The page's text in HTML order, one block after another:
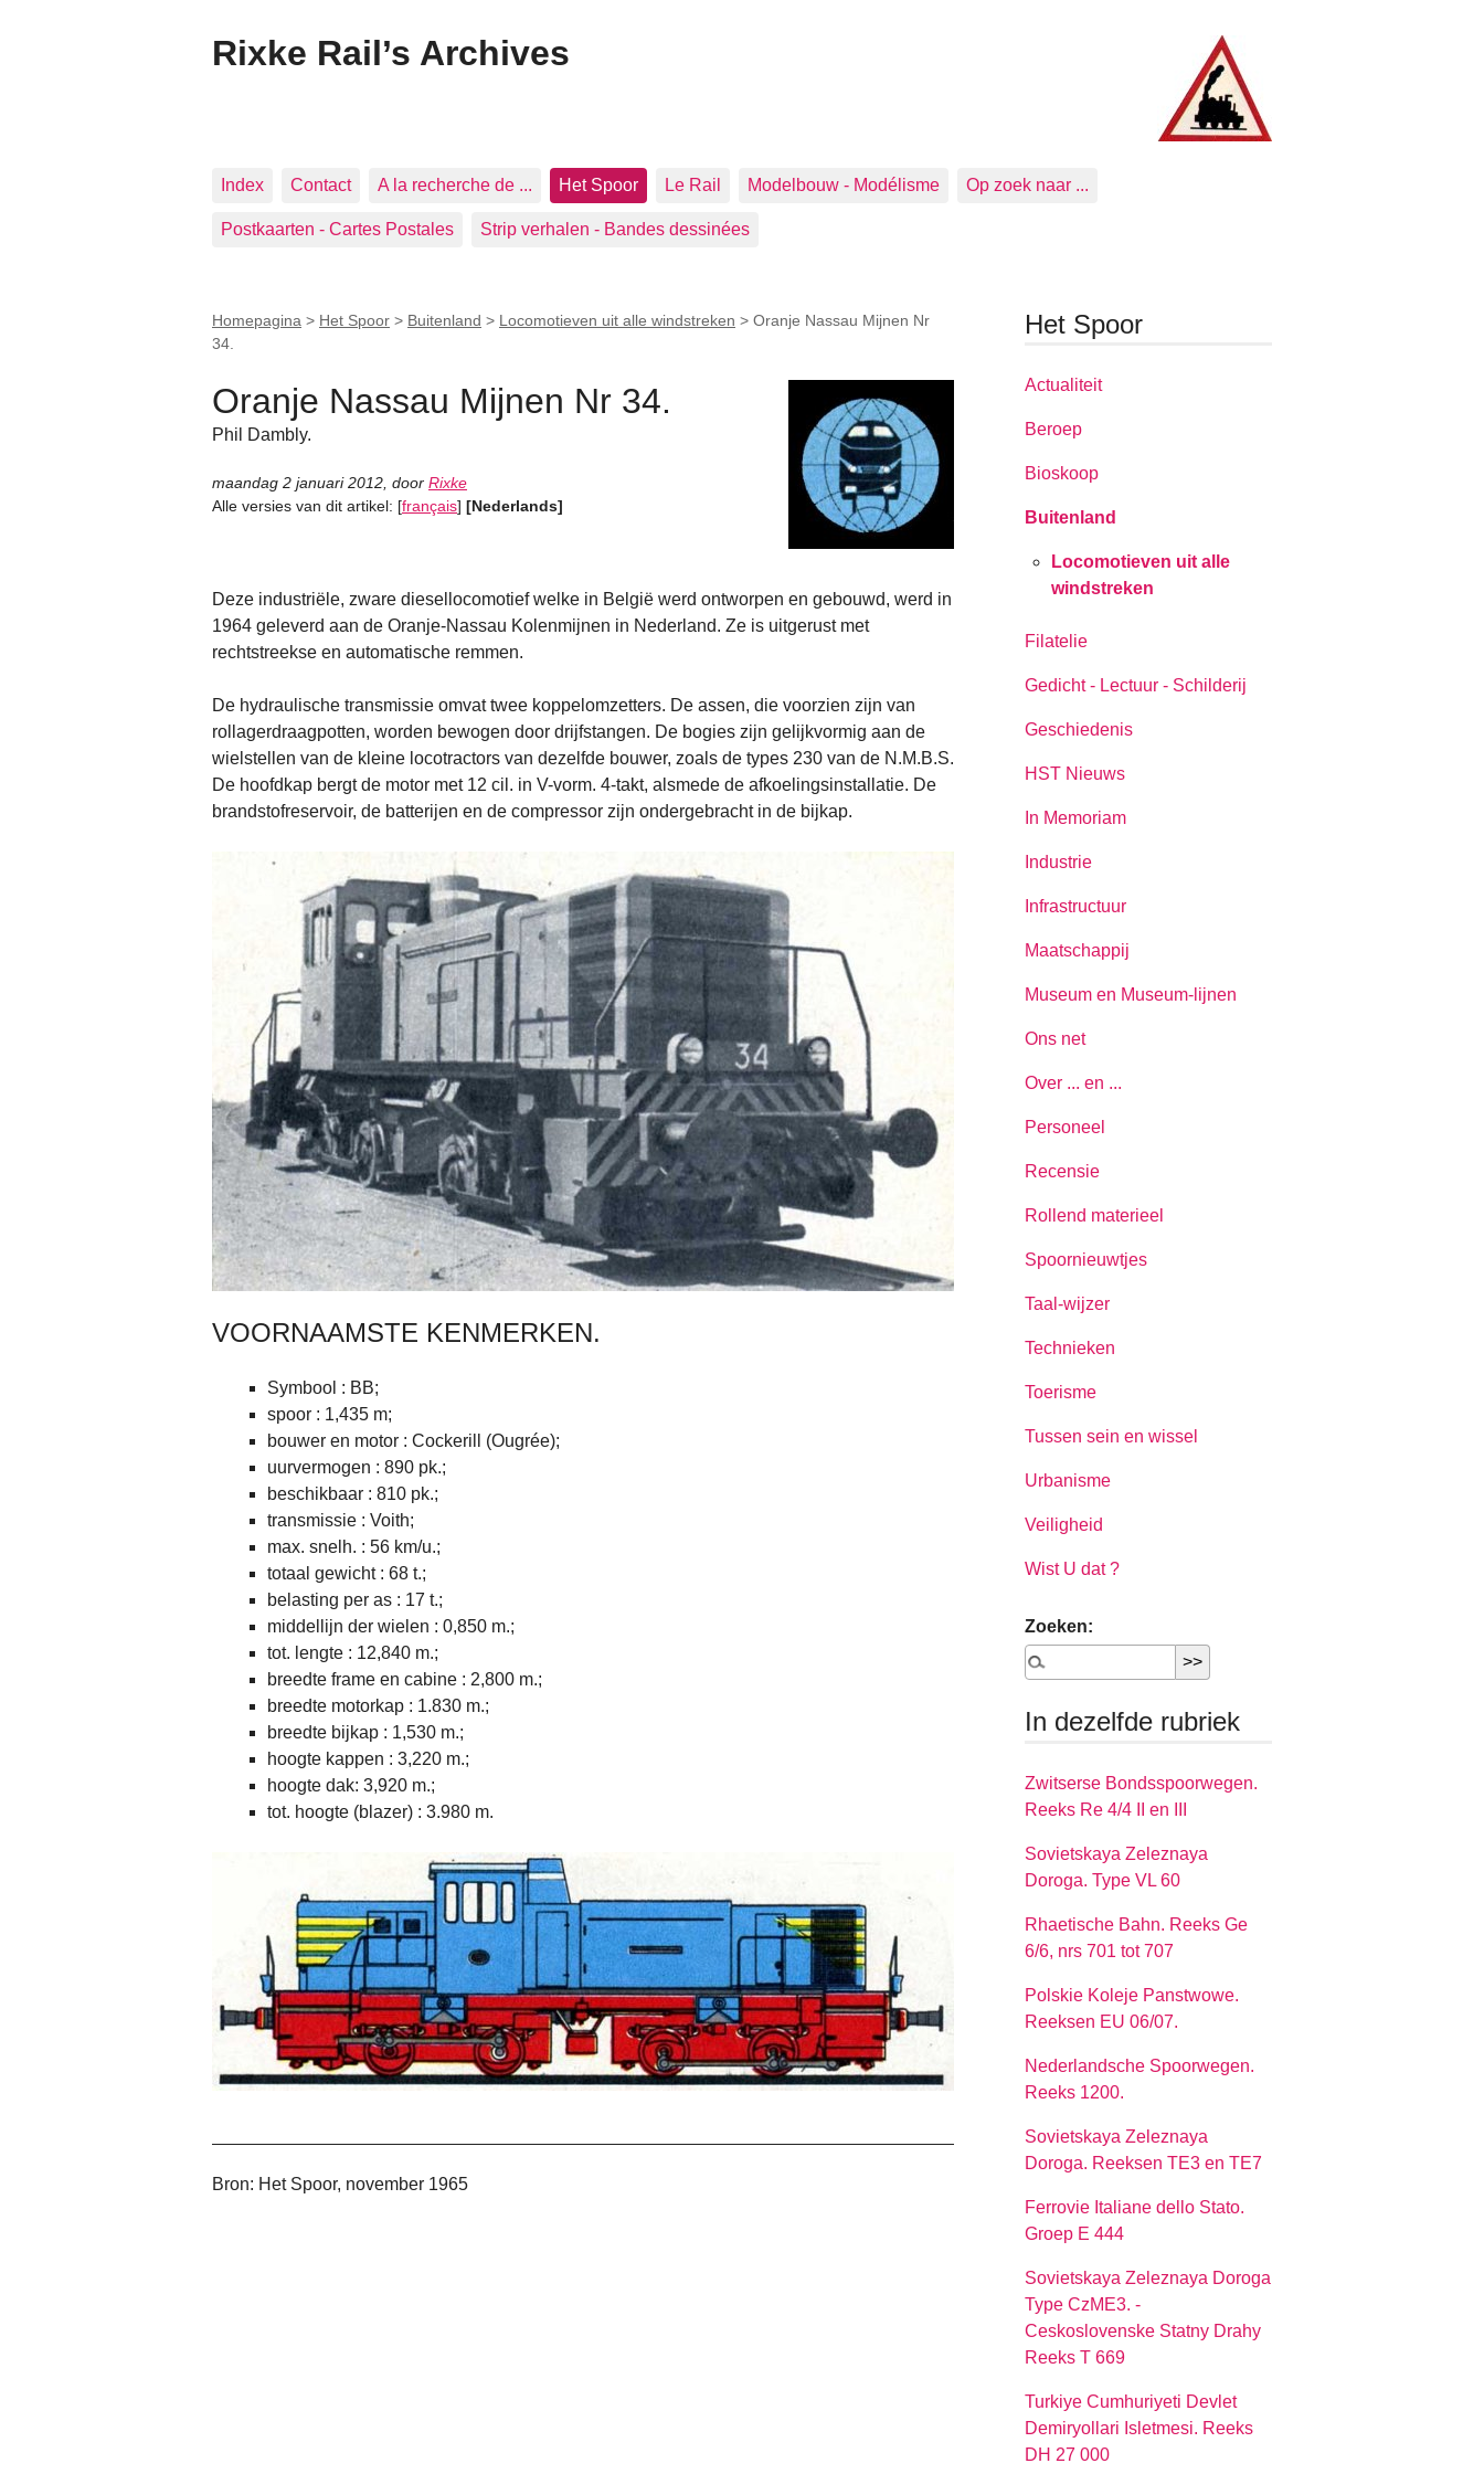
Rixke Rail’s Archives
Index Contact A la recherche de ... Het Spoor Le Rail Modelbouw - Modélisme Op zoek naar ...
Postkaarten - Cartes Postales Strip verhalen - Bandes dessinées
Homepagina > Het Spoor > Buitenland > Locomotieven uit alle windstreken > Oranje Nassau Mijnen Nr
34.
Oranje Nassau Mijnen Nr 34.
Phil Dambly.
maandag 2 januari 2012 door Rixke
Alle versies van dit artikel: [français] [Nederlands]
Deze industriële, zware diesellocomotief welke in België werd ontworpen en gebouwd, werd in
1964 geleverd aan de Oranje-Nassau Kolenmijnen in Nederland. Ze is uitgerust met
rechtstreekse en automatische remmen.
De hydraulische transmissie omvat twee koppelomzetters. De assen, die voorzien zijn van
rollagerdraagpotten, worden bewogen door drijfstangen. De bogies zijn gelijkvormig aan de
wielstellen van de kleine locotractors van dezelfde bouwer, zoals de types 230 van de N.M.B.S.
De hoofdkap bergt de motor met 12 cil. in V-vorm. 4-takt, alsmede de afkoelingsinstallatie. De
brandstofreservoir, de batterijen en de compressor zijn ondergebracht in de bijkap.
VOORNAAMSTE KENMERKEN.
Symbool : BB;
spoor : 1,435 m;
bouwer en motor : Cockerill (Ougrée);
uurvermogen : 890 pk.;
beschikbaar : 810 pk.;
transmissie : Voith;
max. snelh. : 56 km/u.;
totaal gewicht : 68 t.;
belasting per as : 17 t.;
middellijn der wielen : 0,850 m.;
tot. lengte : 12,840 m.;
breedte frame en cabine : 2,800 m.;
breedte motorkap : 1.830 m.;
breedte bijkap : 1,530 m.;
hoogte kappen : 3,220 m.;
hoogte dak: 3,920 m.;
tot. hoogte (blazer) : 3.980 m.
Bron: Het Spoor, november 1965
Het Spoor
Actualiteit
Beroep
Bioskoop
Buitenland
Locomotieven uit alle
windstreken
Filatelie
Gedicht - Lectuur - Schilderij
Geschiedenis
HST Nieuws
In Memoriam
Industrie
Infrastructuur
Maatschappij
Museum en Museum-lijnen
Ons net
Over ... en ...
Personeel
Recensie
Rollend materieel
Spoornieuwtjes
Taal-wijzer
Technieken
Toerisme
Tussen sein en wissel
Urbanisme
Veiligheid
Wist U dat ?
Zoeken:
In dezelfde rubriek
Zwitserse Bondsspoorwegen.
Reeks Re 4/4 II en III
Sovietskaya Zeleznaya
Doroga. Type VL 60
Rhaetische Bahn. Reeks Ge
6/6, nrs 701 tot 707
Polskie Koleje Panstwowe.
Reeksen EU 06/07.
Nederlandsche Spoorwegen.
Reeks 1200.
Sovietskaya Zeleznaya
Doroga. Reeksen TE3 en TE7
Ferrovie Italiane dello Stato.
Groep E 444
Sovietskaya Zeleznaya Doroga
Type CzME3. -
Ceskoslovenske Statny Drahy
Reeks T 669
Turkiye Cumhuriyeti Devlet
Demiryollari Isletmesi. Reeks
DH 27 000